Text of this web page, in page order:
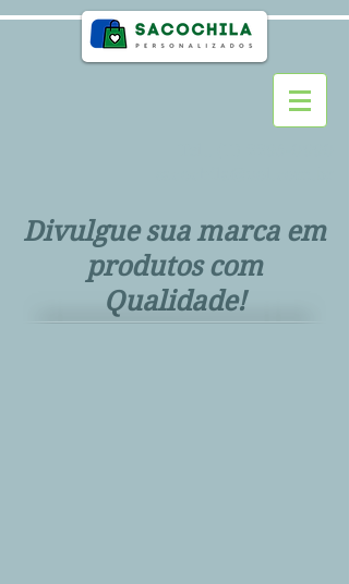
Divulgue sua marca em
produtos com
Qualidade!